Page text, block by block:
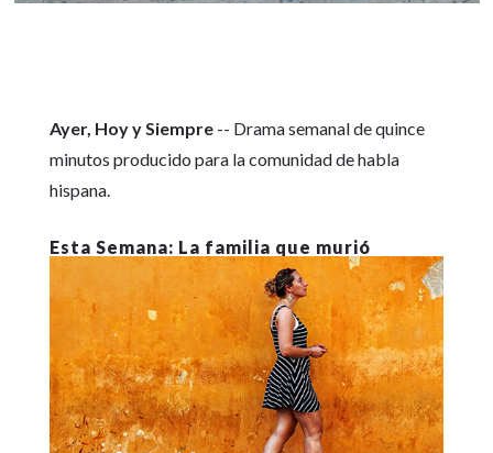
Ayer, Hoy y Siempre-- Drama semanal de quince
minutos producido para la comunidad de habla
hispana.
La familia que murió